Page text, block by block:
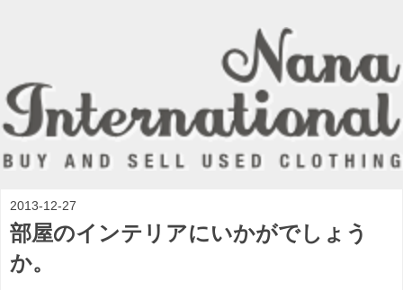
2013-12-27
部屋のインテリアにいかがでしょう
か。